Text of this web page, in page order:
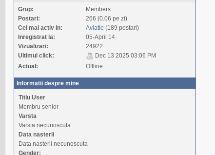
Grup:
Members
Postari:
266 (0.06 pe zi)
Cel mai activ in:
Aviatie (189 postari)
Inregistrat la:
05-April 14
Vizualizari:
24922
Ultimul click:
Dec 13 2025 03:06 PM
Actual:
Offline
Informatii despre mine
Titlu User
Membru senior
Varsta
Varsta necunoscuta
Data nasterii
Data nasterii necunoscuta
Gender: